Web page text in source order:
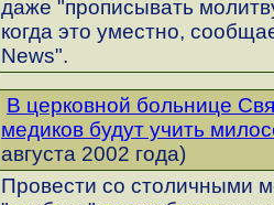
даже "прописывать
когда это уместно,
News".
В церковной больнице
медиков будут учить
августа 2002 года)
Провести со столичными